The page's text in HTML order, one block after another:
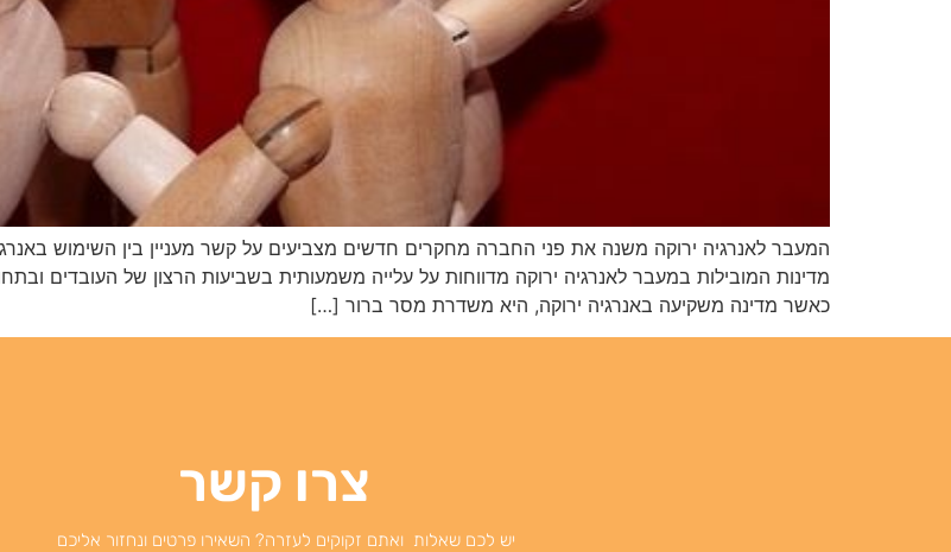
המעבר לאנרגיה ירוקה משנה את פני החברה מחקרים חדשים מצביעים על קשר מעניין בין השימוש
מדינות המובילות במעבר לאנרגיה ירוקה מדווחות על עלייה משמעותית בשביעות הרצון של העובדים
כאשר מדינה משקיעה באנרגיה ירוקה, היא משדרת מסר ברור […]
צרו קשר
יש לכם שאלות ואתם זקוקים לעזרה? השאירו פרטים ונחזור אליכם